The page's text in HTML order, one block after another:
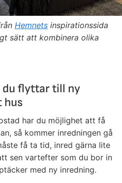
Hemnets inspirationssida
sätt att kombinera olika
du flyttar till ny
hus
har du möjlighet att få
så kommer inredningen gå
få ta tid, inred gärna lite
sen vartefter som du bor in
med ny inredning.